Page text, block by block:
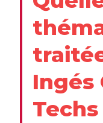
Ingés
Techs